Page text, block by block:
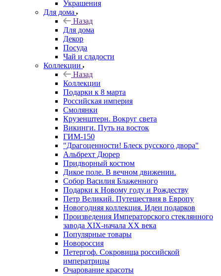
Украшения
Для дома
Назад
Для дома
Декор
Посуда
Чай и сладости
Коллекции
Назад
Коллекции
Подарки к 8 марта
Российская империя
Смолянки
Крузенштерн. Вокруг света
Викинги. Путь на восток
ГИМ-150
"Драгоценности! Блеск русского двора"
Альбрехт Дюрер
Придворный костюм
Дикое поле. В вечном движении.
Собор Василия Блаженного
Подарки к Новому году и Рождеству
Петр Великий. Путешествия в Европу
Новогодняя коллекция. Идеи подарков
Произведения Императорского стеклянного
завода XIX-начала XX века
Популярные товары
Новороссия
Петергоф. Сокровища российской
императрицы
Очарование красоты